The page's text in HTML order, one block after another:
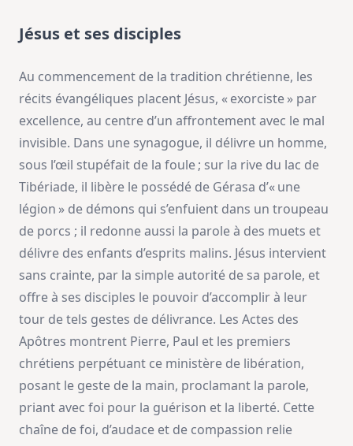
Jésus et ses disciples
Au commencement de la tradition chrétienne, les
récits évangéliques placent Jésus, « exorciste » par
excellence, au centre d’un affrontement avec le mal
invisible. Dans une synagogue, il délivre un homme,
sous l’œil stupéfait de la foule ; sur la rive du lac de
Tibériade, il libère le possédé de Gérasa d’« une
légion » de démons qui s’enfuient dans un troupeau
de porcs ; il redonne aussi la parole à des muets et
délivre des enfants d’esprits malins. Jésus intervient
sans crainte, par la simple autorité de sa parole, et
offre à ses disciples le pouvoir d’accomplir à leur
tour de tels gestes de délivrance. Les Actes des
Apôtres montrent Pierre, Paul et les premiers
chrétiens perpétuant ce ministère de libération,
posant le geste de la main, proclamant la parole,
priant avec foi pour la guérison et la liberté. Cette
chaîne de foi, d’audace et de compassion relie